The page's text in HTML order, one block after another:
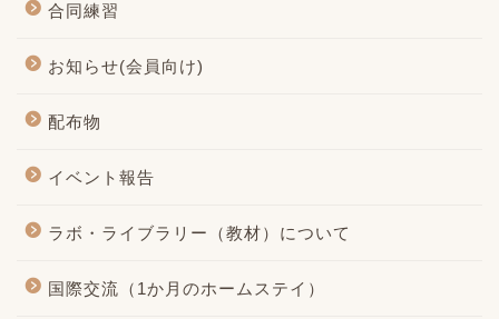
合同練習
お知らせ(会員向け)
配布物
イベント報告
ラボ・ライブラリー（教材）について
国際交流（1か月のホームステイ）